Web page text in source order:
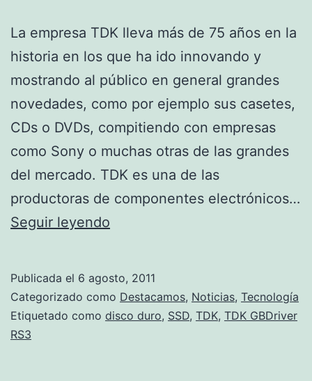
La empresa TDK lleva más de 75 años en la
historia en los que ha ido innovando y
mostrando al público en general grandes
novedades, como por ejemplo sus casetes,
CDs o DVDs, compitiendo con empresas
como Sony o muchas otras de las grandes
del mercado. TDK es una de las
productoras de componentes electrónicos…
Seguir leyendo
TDK
GBDriver
Publicada el 6 agosto, 2011
Categorizado como Destacamos, Noticias, Tecnología
Etiquetado como disco duro, SSD, TDK, TDK GBDriver
RS3